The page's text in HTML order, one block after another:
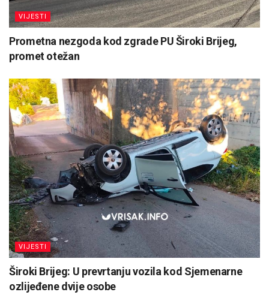
VIJESTI
Prometna nezgoda kod zgrade PU Široki Brijeg,
promet otežan
VIJESTI
Široki Brijeg: U prevrtanju vozila kod Sjemenarne
ozlijeđene dvije osobe